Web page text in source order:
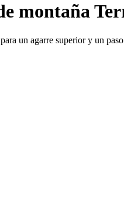
montaña
un agarre superior y un